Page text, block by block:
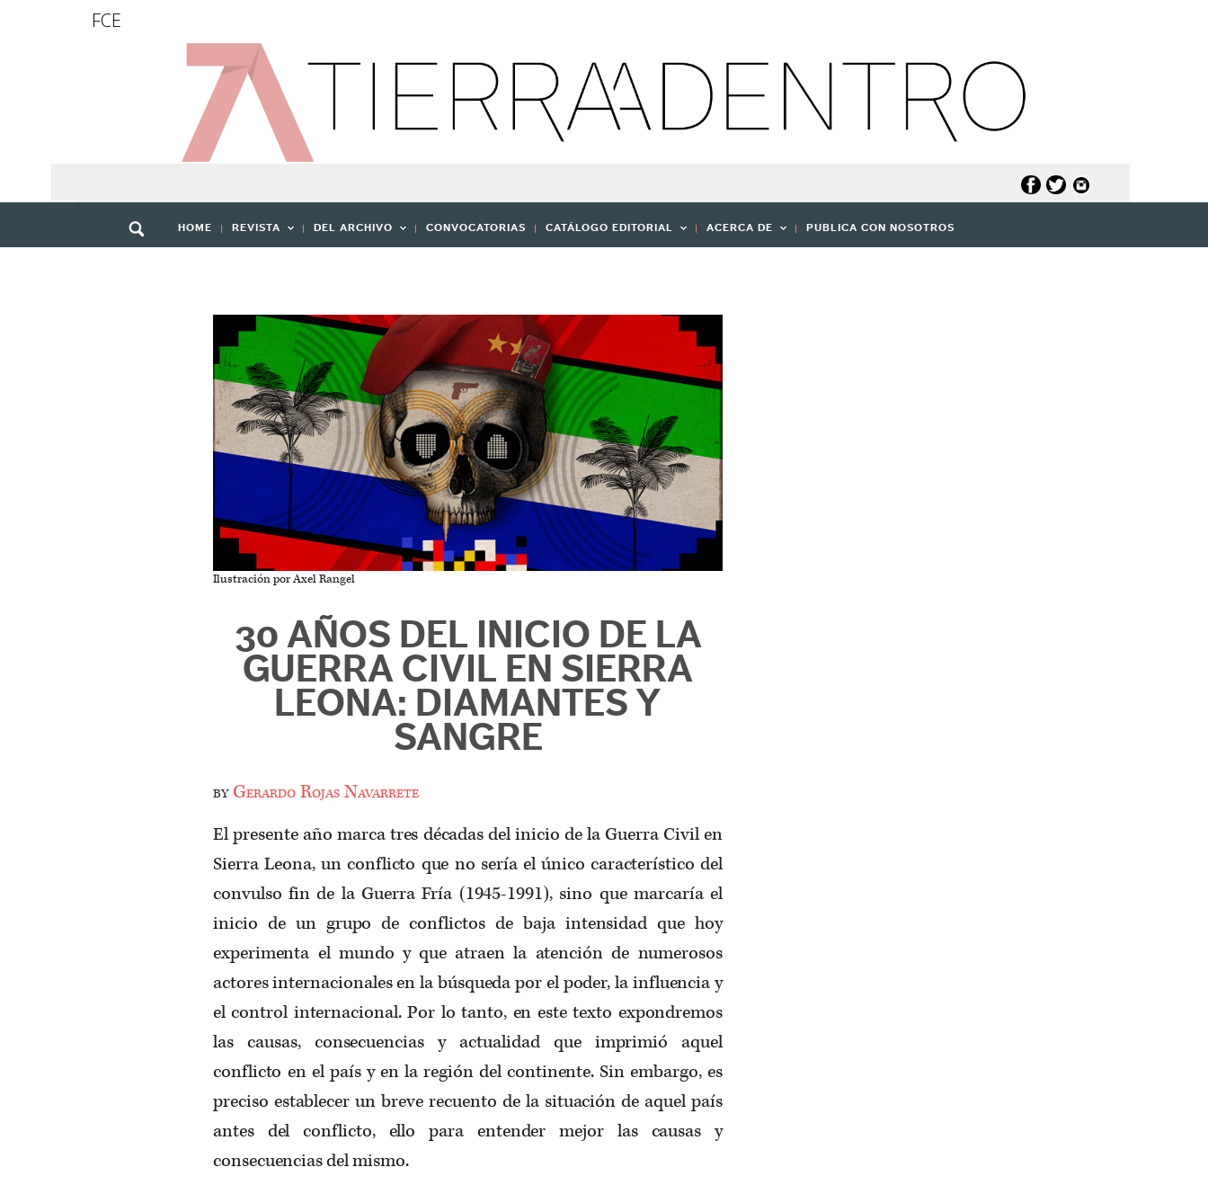
FCE
HOME REVISTA DEL ARCHIVO CONVOCATORIAS CATÁLOGO EDITORIAL ACERCA DE PUBLICA CON NOSOTROS
Ilustración por Axel Rangel
30 AÑOS DEL INICIO DE LA
GUERRA CIVIL EN SIERRA
LEONA: DIAMANTES Y
SANGRE
byGerardo Rojas Navarrete
El presente año marca tres décadas del inicio de la Guerra Civil en
Sierra Leona, un conflicto que no sería el único característico del
convulso fin de la Guerra Fría (1945-1991), sino que marcaría el
inicio de un grupo de conflictos de baja intensidad que hoy
experimenta el mundo y que atraen la atención de numerosos
actores internacionales en la búsqueda por el poder, la influencia y
el control internacional. Por lo tanto, en este texto expondremos
las causas, consecuencias y actualidad que imprimió aquel
conflicto en el país y en la región del continente. Sin embargo, es
preciso establecer un breve recuento de la situación de aquel país
antes del conflicto, ello para entender mejor las causas y
consecuencias del mismo.